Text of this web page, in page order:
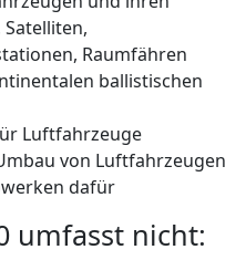
Raumfähren
ballistischen
Luftfahrzeuge
von Luftfahrzeugen
dafür
umfasst nicht: